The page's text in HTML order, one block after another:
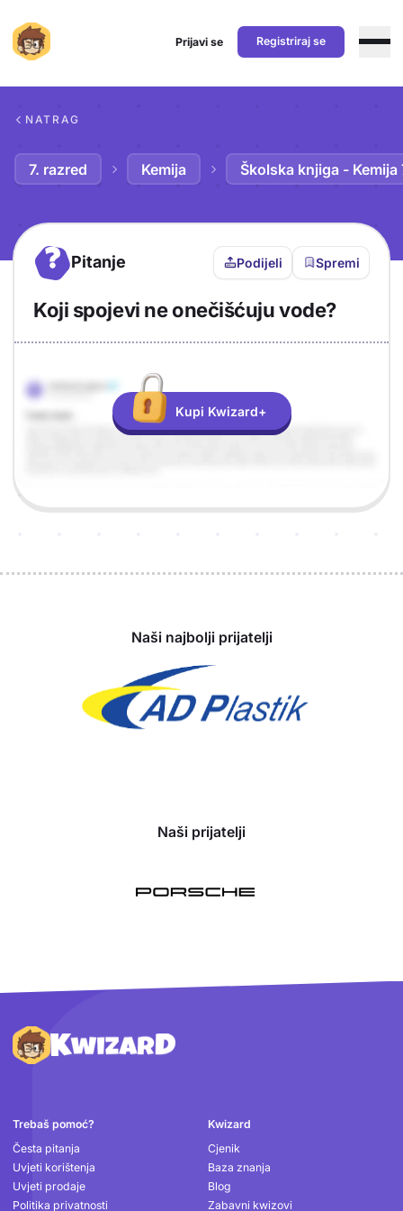
Prijavi se Registriraj se
NATRAG
7. razred Kemija Školska knjiga - Kemija
? Pitanje Podijeli Spremi
Koji spojevi ne onečišćuju vode?
Odgovor
Objašnjenje
Kupi Kwizard+
Naši najbolji prijatelji
Naši prijatelji
Podnožje
Trebaš pomoć?
Česta pitanja
Uvjeti korištenja
Uvjeti prodaje
Politika privatnosti
Kwizard
Cjenik
Baza znanja
Blog
Zabavni kwizovi